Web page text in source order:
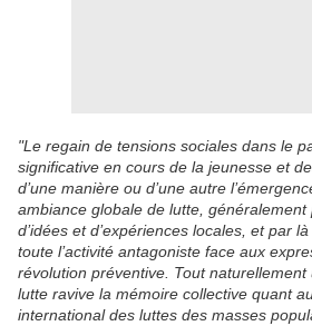
"Le regain de tensions sociales dans le
significative en cours de la jeunesse et
d’une manière ou d’une autre
ambiance globale de lutte,
d’idées et d’expériences locales, et par
toute l’activité antagoniste face aux
révolution préventive. Tout
lutte ravive la mémoire collective quant
international des luttes des masses